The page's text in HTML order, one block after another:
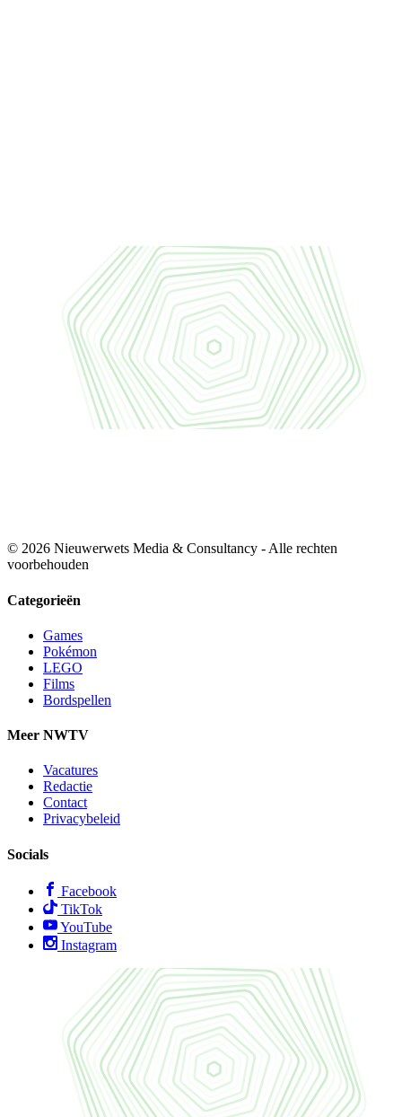
© 2026 Nieuwerwets Media & Consultancy - Alle rechten
voorbehouden
Categorieën
Games
Pokémon
LEGO
Films
Bordspellen
Meer NWTV
Vacatures
Redactie
Contact
Privacybeleid
Socials
Facebook
TikTok
YouTube
Instagram